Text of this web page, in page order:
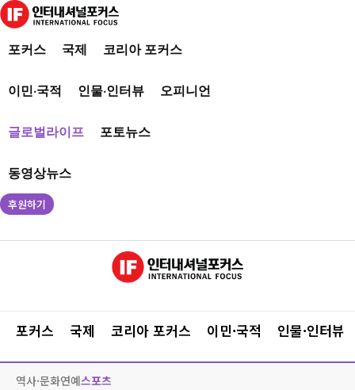
포커스 국제 코리아 포커스
이민·국적 인물·인터뷰 오피니언
글로벌라이프 포토뉴스
동영상뉴스
후원하기
포커스 국제 코리아 포커스 이민·국적 인물·인터뷰
역사·문화연예스포츠